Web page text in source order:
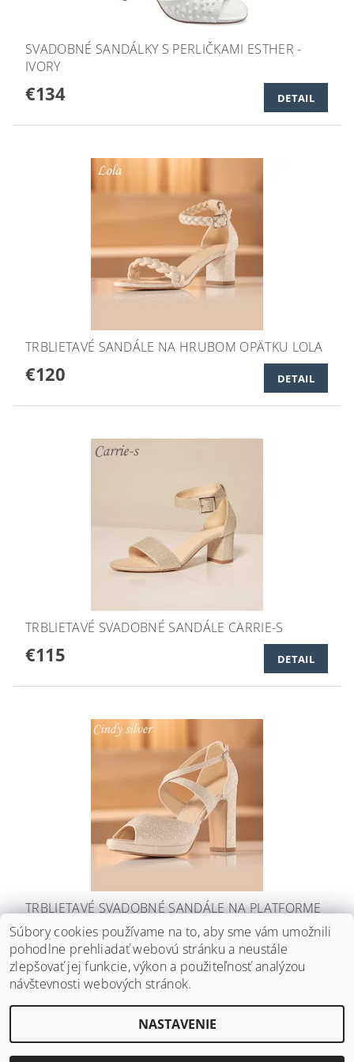
SVADOBNÉ SANDÁLKY S PERLIČKAMI ESTHER -
IVORY
€134 DETAIL
TRBLIETAVÉ SANDÁLE NA HRUBOM OPÄTKU LOLA
€120 DETAIL
TRBLIETAVÉ SVADOBNÉ SANDÁLE CARRIE-S
€115 DETAIL
TRBLIETAVÉ SVADOBNÉ SANDÁLE NA PLATFORME
CINDY
€123 DETAIL
2026 ©Svadobné doplnky BRIANNA, všetky práva vyhradené
Súbory cookies používame na to, aby sme vám umožnili
pohodlne prehliadať webovú stránku a neustále
zlepšovať jej funkcie, výkon a použiteľnosť analýzou
návštevnosti webových stránok.
NASTAVENIE